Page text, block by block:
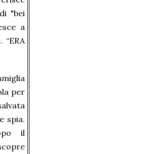
"bei
a
per
spia.
il